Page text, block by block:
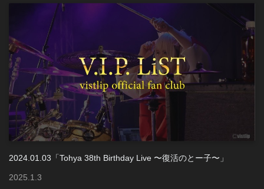
2024.01.03「Tohya 38th Birthday Live 〜復活のとー子〜」
2025 1 3